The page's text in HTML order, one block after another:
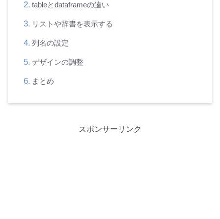
tableとdataframeの違い
リストや辞書を表示する
列名の設定
デザインの調整
まとめ
スポンサーリンク